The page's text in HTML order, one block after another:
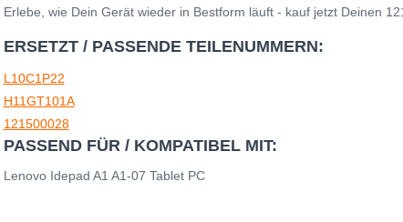
Erlebe, wie Dein Gerät wieder in Bestform läuft - kauf jetzt Deinen
ERSETZT / PASSENDE TEILENUMMERN:
L10C1P22
H11GT101A
121500028
PASSEND FÜR / KOMPATIBEL MIT:
Lenovo Idepad A1 A1-07 Tablet PC